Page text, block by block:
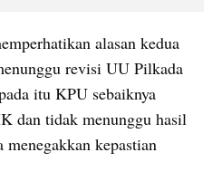
alasan kedua
revisi UU Pilkada
itu KPU sebaiknya
dan tidak menunggu hasil
kepastian